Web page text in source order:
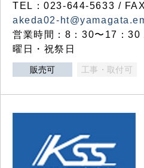
TEL：023-644-5633 /
akeda02-
営業時間：8：30〜17：30
曜日・祝祭日
販売可 工事・取付可